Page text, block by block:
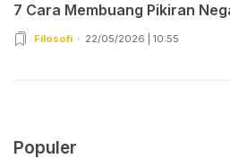
7 Cara Membuang Pikiran
Filosofi 22/05/2026 | 10:55
Populer